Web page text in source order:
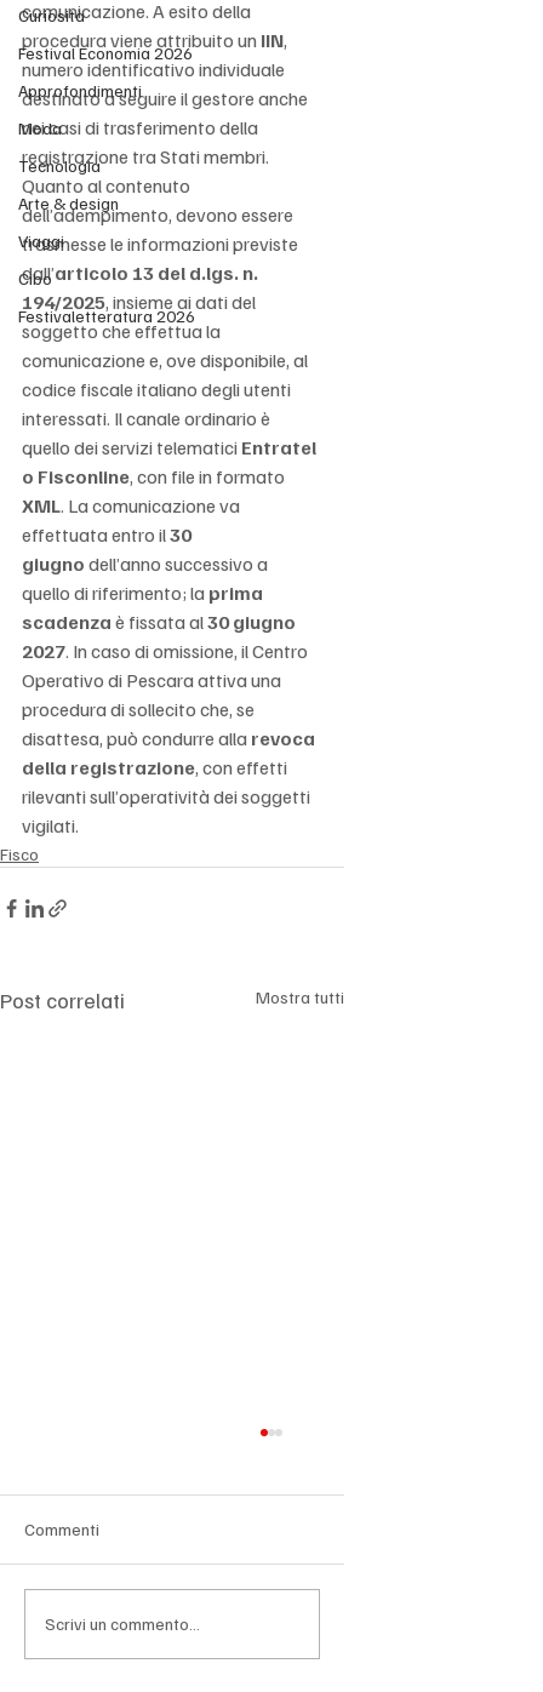
Curiosità
Festival Economia 2026
Approfondimenti
Moda
Tecnologia
Arte & design
Viaggi
Cibo
Festivaletteratura 2026
comunicazione. A esito della
procedura viene attribuito un IIN,
numero identificativo individuale
destinato a seguire il gestore anche
nei casi di trasferimento della
registrazione tra Stati membri.
Quanto al contenuto
dell’adempimento, devono essere
trasmesse le informazioni previste
dall’articolo 13 del d.lgs. n.
194/2025, insieme ai dati del
soggetto che effettua la
comunicazione e, ove disponibile, al
codice fiscale italiano degli utenti
interessati. Il canale ordinario è
quello dei servizi telematici Entratel
o Fisconline, con file in formato
XML. La comunicazione va
effettuata entro il 30
giugno dell’anno successivo a
quello di riferimento; la prima
scadenza è fissata al 30 giugno
2027. In caso di omissione, il Centro
Operativo di Pescara attiva una
procedura di sollecito che, se
disattesa, può condurre alla revoca
della registrazione, con effetti
rilevanti sull’operatività dei soggetti
vigilati.
Fisco
Post correlati Mostra tutti
Commenti
Scrivi un commento...